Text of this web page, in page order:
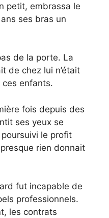
petit, embrassa le
ses bras un
de la porte. La
de chez lui n’était
ces enfants.
fois depuis des
ses yeux se
le profit
rien donnait
fut incapable de
professionnels.
les contrats